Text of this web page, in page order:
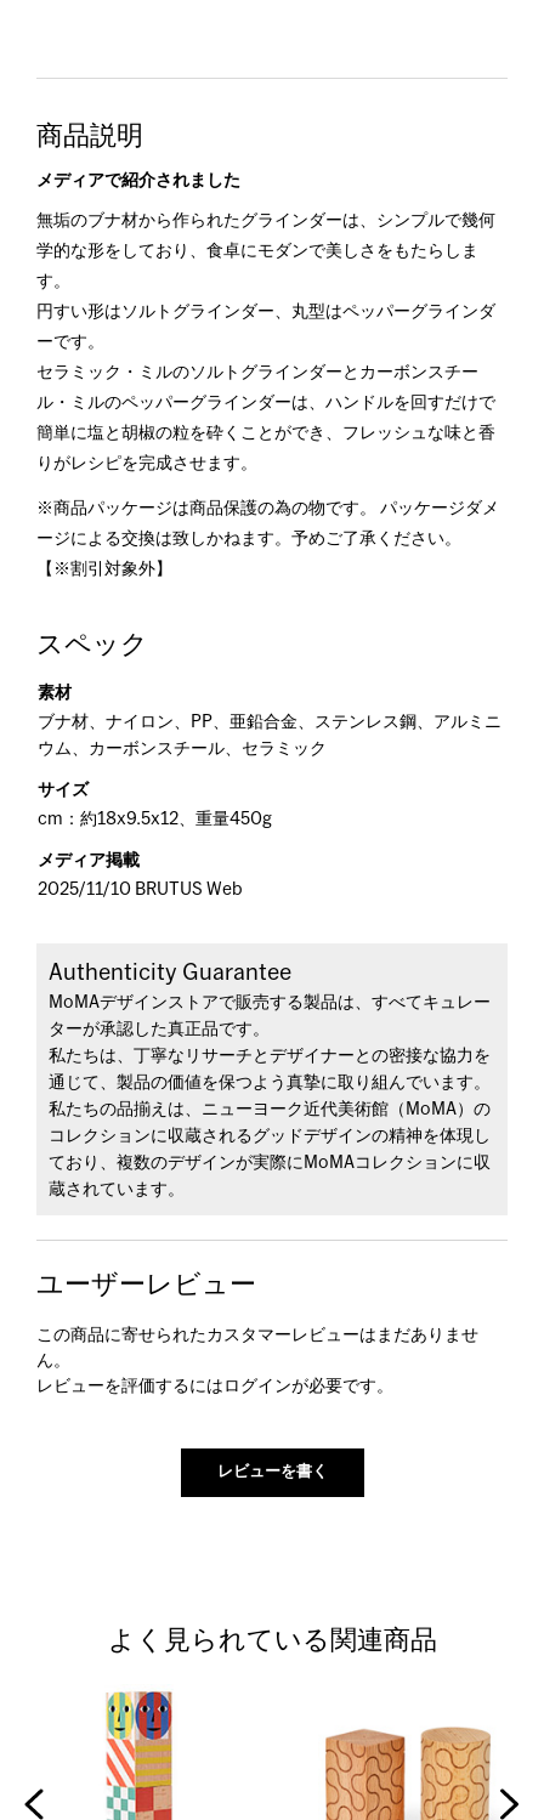
商品説明
メディアで紹介されました
無垢のブナ材から作られたグラインダーは、シンプルで幾何
学的な形をしており、食卓にモダンで美しさをもたらしま
す。
円すい形はソルトグラインダー、丸型はペッパーグラインダ
ーです。
セラミック・ミルのソルトグラインダーとカーボンスチー
ル・ミルのペッパーグラインダーは、ハンドルを回すだけで
簡単に塩と胡椒の粒を砕くことができ、フレッシュな味と香
りがレシピを完成させます。
※商品パッケージは商品保護の為の物です。 パッケージダメ
ージによる交換は致しかねます。予めご了承ください。
【※割引対象外】
スペック
素材
ブナ材、ナイロン、PP、亜鉛合金、ステンレス鋼、アルミニ
ウム、カーボンスチール、セラミック
サイズ
cm：約18x9.5x12、重量450g
メディア掲載
2025/11/10 BRUTUS Web
Authenticity Guarantee
MoMAデザインストアで販売する製品は、すべてキュレー
ターが承認した真正品です。
私たちは、丁寧なリサーチとデザイナーとの密接な協力を
通じて、製品の価値を保つよう真摯に取り組んでいます。
私たちの品揃えは、ニューヨーク近代美術館（MoMA）の
コレクションに収蔵されるグッドデザインの精神を体現し
ており、複数のデザインが実際にMoMAコレクションに収
蔵されています。
ユーザーレビュー
この商品に寄せられたカスタマーレビューはまだありませ
ん。
レビューを評価するには ログインが必要です。
よく見られている関連商品